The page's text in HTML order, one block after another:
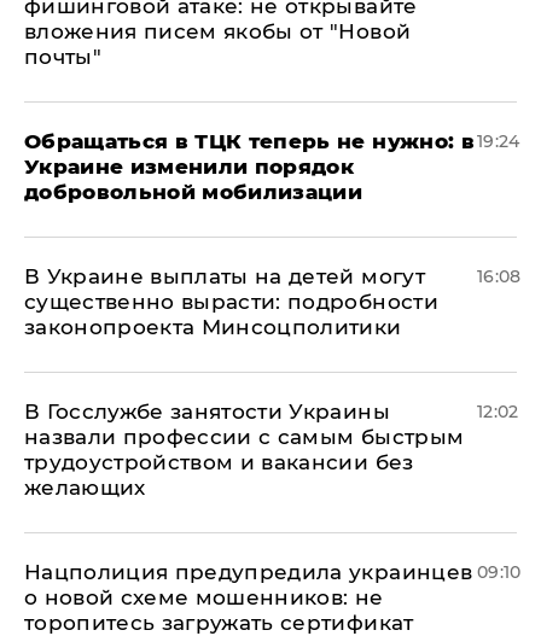
фишинговой атаке: не открывайте
вложения писем якобы от "Новой
почты"
Обращаться в ТЦК теперь не нужно: в
Украине изменили порядок
добровольной мобилизации
19:24
В Украине выплаты на детей могут
существенно вырасти: подробности
законопроекта Минсоцполитики
16:08
В Госслужбе занятости Украины
назвали профессии с самым быстрым
трудоустройством и вакансии без
желающих
12:02
Нацполиция предупредила украинцев
о новой схеме мошенников: не
торопитесь загружать сертификат
09:10